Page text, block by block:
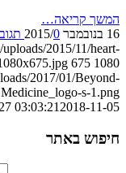
קריאה…
/0 תגובות /על
uploads/2015/11/
1080x675.jpg 675
uploads/2017/01/
Medicine_logo-s- ד"ר
03:03:212018-11-05
באתר